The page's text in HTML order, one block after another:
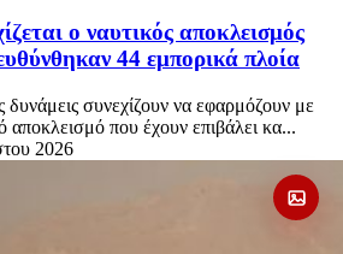
o ναυτικός αποκλεισμός
44 εμπορικά πλοία
δυνάμεις συνεχίζουν να εφαρμόζουν με
αποκλεισμό που έχουν επιβάλει κα...
2026